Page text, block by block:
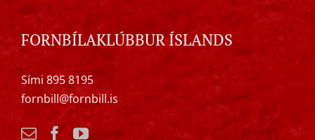
FORNBÍLAKLÚBBUR ÍSLANDS
Sími 895 8195
fornbill@fornbill.is